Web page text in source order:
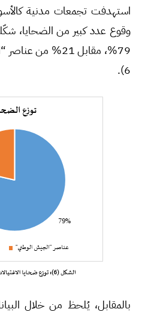
استهدفت تجمعات مدنية
وقوع عدد كبير من الضحايا،
79%، مقابل 21%
6).
بالمقابل، يُلحظ من خلال